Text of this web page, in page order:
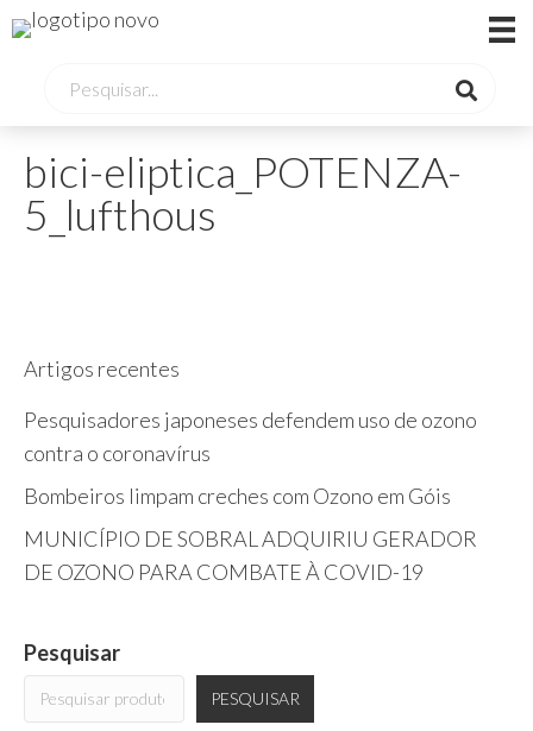
bici-eliptica_POTENZA-
5_lufthous
Artigos recentes
Pesquisadores japoneses defendem uso de ozono
contra o coronavírus
Bombeiros limpam creches com Ozono em Góis
MUNICÍPIO DE SOBRAL ADQUIRIU GERADOR
DE OZONO PARA COMBATE À COVID-19
Pesquisar
PESQUISAR